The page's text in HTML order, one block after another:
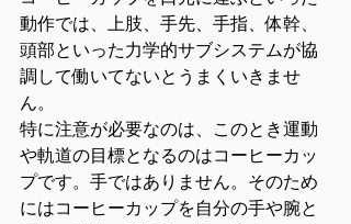
動作では、上肢、手先、手指、体幹、
頭部といった力学的サブシステムが協
調して働いてないとうまくいきませ
ん。
特に注意が必要なのは、このとき運動
や軌道の目標となるのはコーヒーカッ
プです。手ではありません。そのため
にはコーヒーカップを自分の手や腕と